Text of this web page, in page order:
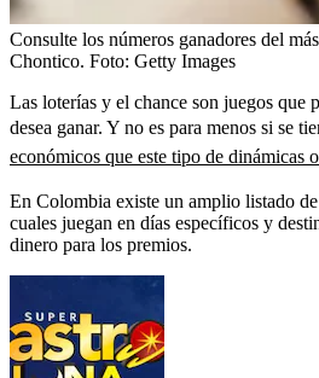
Consulte los números ganadores del
Chontico. Foto: Getty Images
Las loterías y el chance son juegos que
desea ganar. Y no es para menos si se
económicos que este tipo de dinámicas
En Colombia existe un amplio listado
cuales juegan en días específicos y
dinero para los premios.